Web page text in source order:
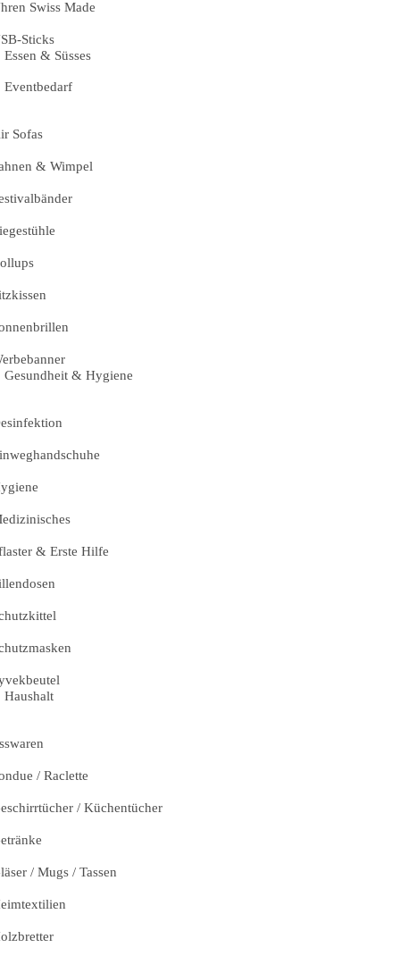
Swiss Made
Sticks
Essen & Süsses
Eventbedarf
Sofas
& Wimpel
Gesundheit & Hygiene
& Erste Hilfe
Haushalt
/ Raclette
/ Küchentücher
/ Mugs / Tassen